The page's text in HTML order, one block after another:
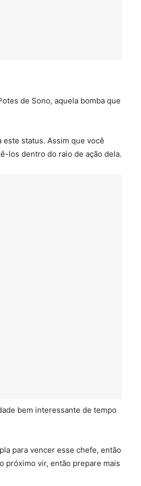
de Sono, aquela bomba que
status. Assim que você
los dentro do raio de ação dela.
bem interessante de tempo
para vencer esse chefe, então
próximo vir, então prepare mais